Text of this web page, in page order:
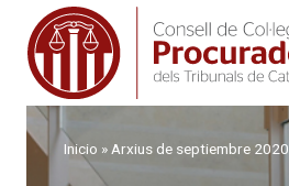
contenido
Inicio » Arxius de septiembre 2020